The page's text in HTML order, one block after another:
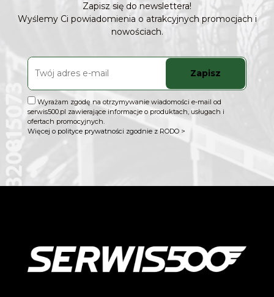
Zapisz się do newslettera!
Wyślemy Ci powiadomienia o atrakcyjnych promocjach i
nowościach.
Zapisz
Wyrażam zgodę na otrzymywanie wiadomości e-mail od
serwis500.pl zawierające informacje o produktach, usługach i
ofertach promocyjnych.
Więcej o polityce prywatności zgodnie z RODO >